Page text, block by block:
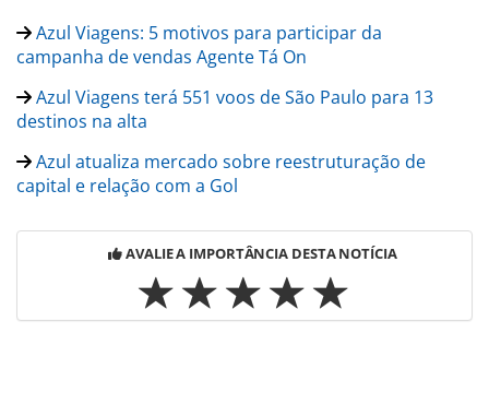
Azul Viagens: 5 motivos para participar da
campanha de vendas Agente Tá On
Azul Viagens terá 551 voos de São Paulo para 13
destinos na alta
Azul atualiza mercado sobre reestruturação de
capital e relação com a Gol
AVALIE A IMPORTÂNCIA DESTA NOTÍCIA